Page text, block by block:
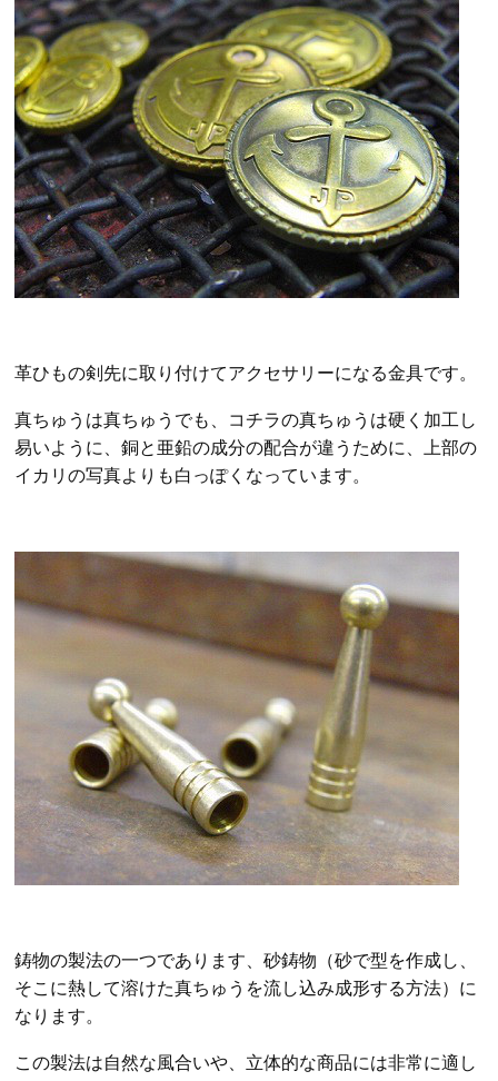
革ひもの剣先に取り付けてアクセサリーになる金具です。
真ちゅうは真ちゅうでも、コチラの真ちゅうは硬く加工し
易いように、銅と亜鉛の成分の配合が違うために、上部の
イカリの写真よりも白っぽくなっています。
鋳物の製法の一つであります、砂鋳物（砂で型を作成し、
そこに熱して溶けた真ちゅうを流し込み成形する方法）に
なります。
この製法は自然な風合いや、立体的な商品には非常に適し